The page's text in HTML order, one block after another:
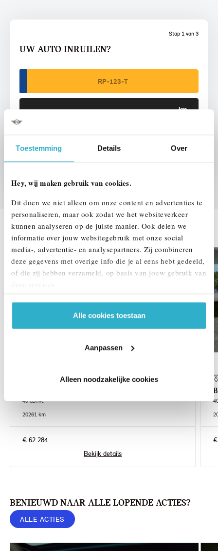
Toestemming Details Over
Hey, wij maken gebruik van cookies.
Dit doen we niet alleen om onze content en advertenties te
personaliseren, maar ook zodat we het websiteverkeer
kunnen analyseren op de juiste manier. Ook delen we
informatie over jouw websitegebruik met onze social
media-, advertentie- en analysepartners. Zij combineren
deze gegevens met overige info die je al eens hebt gedeeld,
of die zij hebben verzameld, op basis van jouw gebruik van
deze services.
Alle cookies toestaan
Aanpassen
Alleen noodzakelijke cookies
Stap 1 van 3
UW AUTO INRUILEN?
DEZE ZIJN VERGELIJKBAAR
40 eDrive
20261 km
€ 62.284
Bekijk details
BENIEUWD NAAR ALLE LOPENDE ACTIES?
ALLE ACTIES